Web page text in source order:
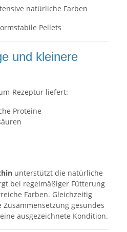
natürliche Farben
Pellets
und kleinere
Rezeptur liefert:
Proteine
unterstützt die natürliche
bei regelmäßiger Fütterung
Farben. Gleichzeitig
gesundes
ausgezeichnete Kondition.